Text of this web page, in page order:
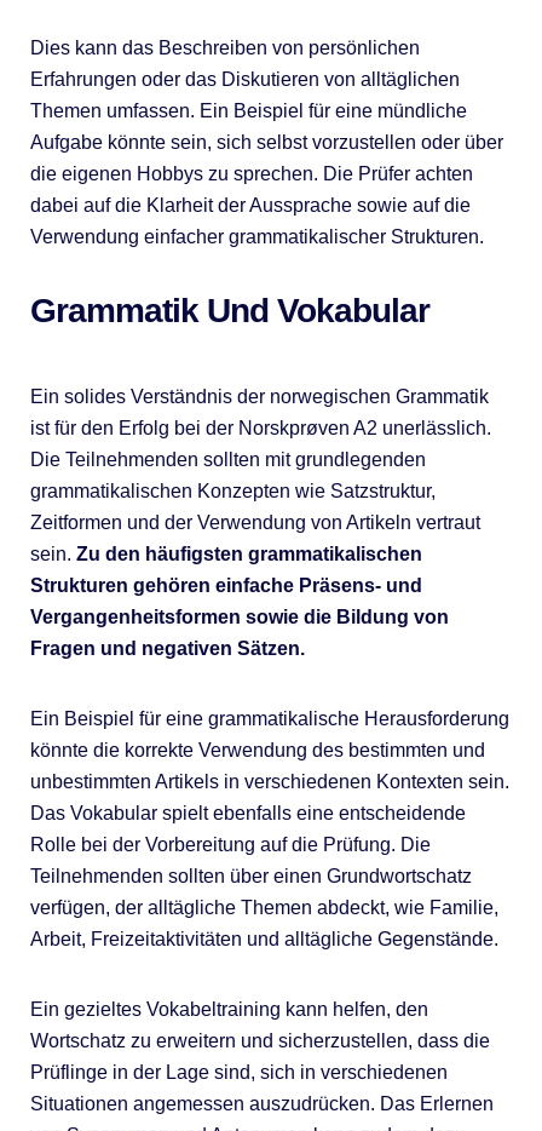
Dies kann das Beschreiben von persönlichen
Erfahrungen oder das Diskutieren von alltäglichen
Themen umfassen. Ein Beispiel für eine mündliche
Aufgabe könnte sein, sich selbst vorzustellen oder über
die eigenen Hobbys zu sprechen. Die Prüfer achten
dabei auf die Klarheit der Aussprache sowie auf die
Verwendung einfacher grammatikalischer Strukturen.
Grammatik Und Vokabular
Ein solides Verständnis der norwegischen Grammatik
ist für den Erfolg bei der Norskprøven A2 unerlässlich.
Die Teilnehmenden sollten mit grundlegenden
grammatikalischen Konzepten wie Satzstruktur,
Zeitformen und der Verwendung von Artikeln vertraut
sein. Zu den häufigsten grammatikalischen
Strukturen gehören einfache Präsens- und
Vergangenheitsformen sowie die Bildung von
Fragen und negativen Sätzen.
Ein Beispiel für eine grammatikalische Herausforderung
könnte die korrekte Verwendung des bestimmten und
unbestimmten Artikels in verschiedenen Kontexten sein.
Das Vokabular spielt ebenfalls eine entscheidende
Rolle bei der Vorbereitung auf die Prüfung. Die
Teilnehmenden sollten über einen Grundwortschatz
verfügen, der alltägliche Themen abdeckt, wie Familie,
Arbeit, Freizeitaktivitäten und alltägliche Gegenstände.
Ein gezieltes Vokabeltraining kann helfen, den
Wortschatz zu erweitern und sicherzustellen, dass die
Prüflinge in der Lage sind, sich in verschiedenen
Situationen angemessen auszudrücken. Das Erlernen